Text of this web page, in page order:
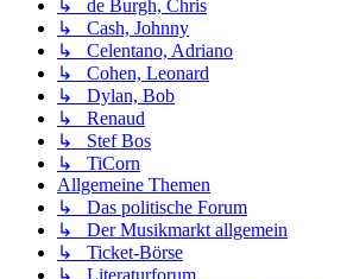
↳ de Burgh, Chris
↳ Cash, Johnny
↳ Celentano, Adriano
↳ Cohen, Leonard
↳ Dylan, Bob
↳ Renaud
↳ Stef Bos
↳ TiCorn
Allgemeine Themen
↳ Das politische Forum
↳ Der Musikmarkt allgemein
↳ Ticket-Börse
↳ Literaturforum